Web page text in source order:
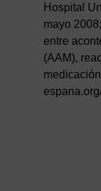
Hospital
mayo
entre
(AAM),